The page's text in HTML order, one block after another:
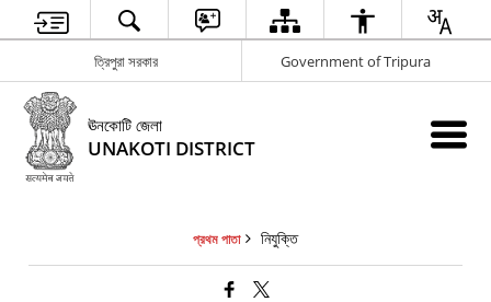
ত্রিপুরা সরকার Government of Tripura
ঊনকোটি জেলা
UNAKOTI DISTRICT
প্রথম পাতা নিযুক্তি